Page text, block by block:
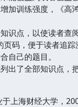
加训练强度，《高
点，以使读者查
码，便于读者追
自己的题目。
了全部知识点，
上海财经大学，